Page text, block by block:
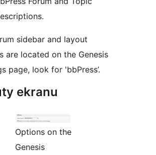
sidebar and layout
are located on the Genesis
page, look for 'bbPress’.
ekranu
Options on the
Genesis